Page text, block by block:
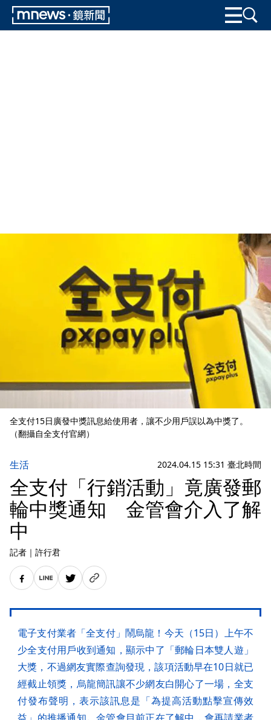
全支付15日廣發中獎訊息給使用者，讓不少用戶誤以為中獎了。
（翻攝自全支付官網）
生活 2024.04.15 15:31 臺北時間
全支付「行銷活動」竟廣發郵
輪中獎通知 金管會介入了解
中
記者 ｜ 許行君
電子支付業者「全支付」鬧烏龍！今天（15日）上午不
少全支付用戶收到通知，顯示中了「郵輪日本雙人遊」
大獎，不過網友實際查詢發現，該項活動早在10日就已
經截止領獎，烏龍簡訊讓不少網友白開心了一場，全支
付發布聲明，表示該訊息是「為提高活動點擊宣傳效